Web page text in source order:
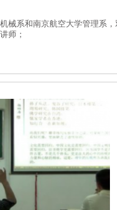
械系和南京航空大学管理系
师；